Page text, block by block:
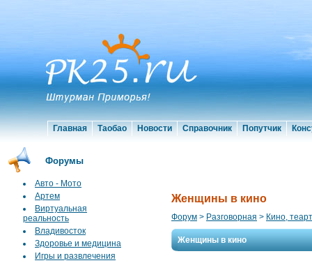
Главная Таобао Новости Справочник Попутчик
Форумы
Авто - Мото
Артем
Виртуальная
реальность
Владивосток
Здоровье и медицина
Игры и развлечения
Женщины в кино
Форум > Разговорная > Кино,
Женщины в кино